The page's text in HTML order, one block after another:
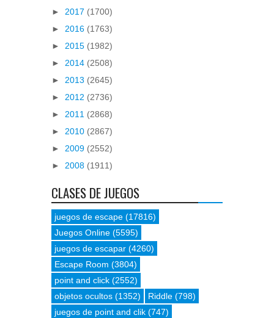
► 2017 (1700)
► 2016 (1763)
► 2015 (1982)
► 2014 (2508)
► 2013 (2645)
► 2012 (2736)
► 2011 (2868)
► 2010 (2867)
► 2009 (2552)
► 2008 (1911)
CLASES DE JUEGOS
juegos de escape (17816)
Juegos Online (5595)
juegos de escapar (4260)
Escape Room (3804)
point and click (2552)
objetos ocultos (1352) Riddle (798)
juegos de point and clik (747)